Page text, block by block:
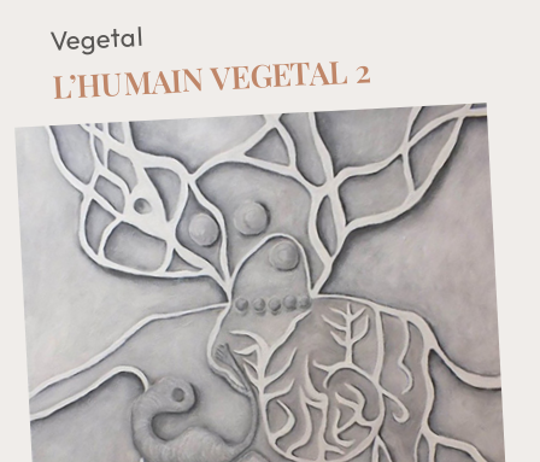
Vegetal
L’HUMAIN VEGETAL 2